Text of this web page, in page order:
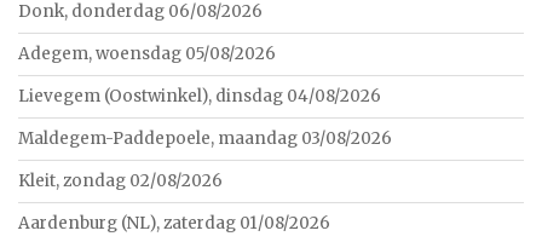
Donk, donderdag 06/08/2026
Adegem, woensdag 05/08/2026
Lievegem (Oostwinkel), dinsdag 04/08/2026
Maldegem-Paddepoele, maandag 03/08/2026
Kleit, zondag 02/08/2026
Aardenburg (NL), zaterdag 01/08/2026